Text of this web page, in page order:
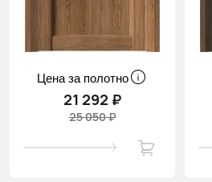
Цена за полотно
21 292 ₽
25 050 ₽